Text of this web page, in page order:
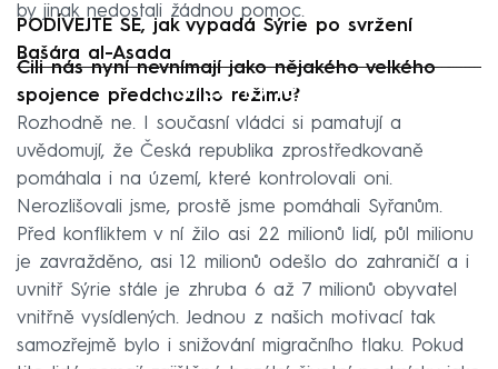
by jinak nedostali žádnou pomoc.
PODÍVEJTE SE, jak vypadá Sýrie po svržení
Bašára al-Asada
Failed to fetch
Čili nás nyní nevnímají jako nějakého velkého
spojence předchozího režimu?
Rozhodně ne. I současní vládci si pamatují a
uvědomují, že Česká republika zprostředkovaně
pomáhala i na území, které kontrolovali oni.
Nerozlišovali jsme, prostě jsme pomáhali Syřanům.
Před konfliktem v ní žilo asi 22 milionů lidí, půl milionu
je zavražděno, asi 12 milionů odešlo do zahraničí a i
uvnitř Sýrie stále je zhruba 6 až 7 milionů obyvatel
vnitřně vysídlených. Jednou z našich motivací tak
samozřejmě bylo i snižování migračního tlaku. Pokud